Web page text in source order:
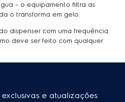
– o equipamento filtra as
o transforma em gelo.
dispenser com uma frequência
deve ser feito com qualquer
e atualizações